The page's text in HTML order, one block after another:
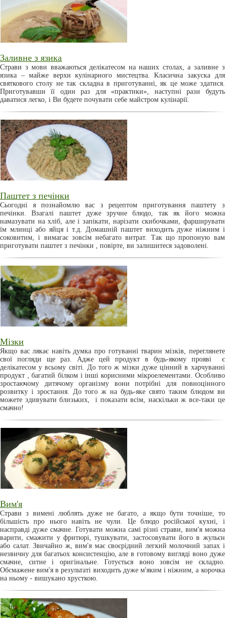
Заливне з язика
Страви з мови вважаються делікатесом на наших столах, а заливне з
язика – майже верхи кулінарного мистецтва. Класична закуска для
святкового столу не так складна в приготуванні, як це може здатися.
Приготувавши її один раз для «практики», наступні рази будуть
даватися легко, і Ви будете почувати себе майстром кулінарії.
Паштет з печінки
Сьогодні я познайомлю вас з рецептом приготування паштету з
печінки. Взагалі паштет дуже зручне блюдо, так як його можна
намазувати на хліб, але і запікати, нарізати скибочками, фарширувати
їм млинці або яйця і т.д. Домашній паштет виходить дуже ніжним і
соковитим, і вимагає зовсім небагато витрат. Так що пропоную вам
приготувати паштет з печінки , повірте, ви залишитеся задоволені.
Мізки
Якщо вас лякає навіть думка про готуванні тварин мізків, переглянете
свої погляди ще раз. Адже цей продукт в будь-якому прояві є
делікатесом у всьому світі. До того ж мізки дуже цінний в харчуванні
продукт , багатий білком і інші корисними мікроелементами. Особливо
зростаючому дитячому організму вони потрібні для повноцінного
розвитку і зростання. До того ж на будь-яке свято таким блюдом ви
можете здивувати близьких, і показати всім, наскільки ж все-таки це
смачно!
Вим'я
Страви з вимені люблять дуже не багато, а якщо бути точніше, то
більшість про нього навіть не чули. Це блюдо російської кухні, і
насправді дуже смачне. Готувати можна самі різні страви, вим'я можна
варити, смажити у фритюрі, тушкувати, застосовувати його в жульєн
або салат. Звичайно ж, вим'я має своєрідний легкий молочний запах і
незвичну для багатьох консистенцію, але в готовому вигляді воно дуже
смачне, ситне і оригінальне. Готується воно зовсім не складно.
Обсмажене вим'я в результаті виходить дуже м'яким і ніжним, а корочка
на ньому - вишукано хрусткою.